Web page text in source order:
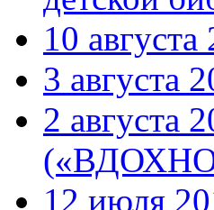
10
3 августа
2
12 июля